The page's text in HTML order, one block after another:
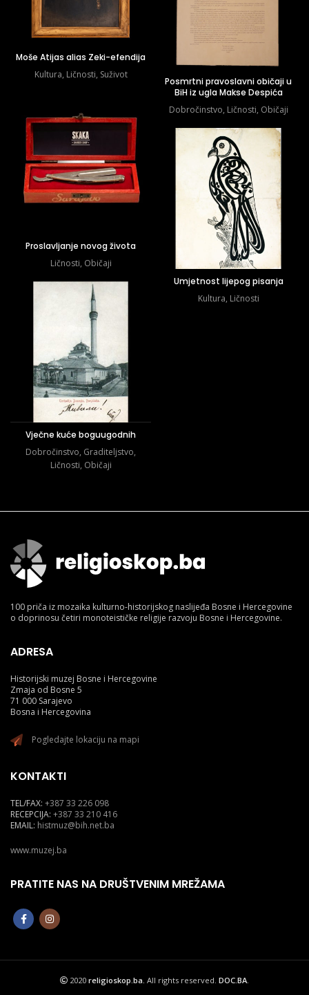
Moše Atijas alias Zeki-efendija
Kultura, Ličnosti, Suživot
Posmrtni pravoslavni običaji u
BiH iz ugla Makse Despića
Dobročinstvo, Ličnosti, Običaji
Proslavljanje novog života
Ličnosti, Običaji
Umjetnost lijepog pisanja
Kultura, Ličnosti
Vječne kuće boguugodnih
Dobročinstvo, Graditeljstvo,
Ličnosti, Običaji
100 priča iz mozaika kulturno-historijskog naslijeđa Bosne i Hercegovine
o doprinosu četiri monoteističke religije razvoju Bosne i Hercegovine.
ADRESA
Historijski muzej Bosne i Hercegovine
Zmaja od Bosne 5
71 000 Sarajevo
Bosna i Hercegovina
Pogledajte lokaciju na mapi
KONTAKTI
TEL/FAX: +387 33 226 098
RECEPCIJA: +387 33 210 416
EMAIL: histmuz@bih.net.ba
www.muzej.ba
PRATITE NAS NA DRUŠTVENIM MREŽAMA
2020 religioskop.ba. All rights reserved. DOC.BA.